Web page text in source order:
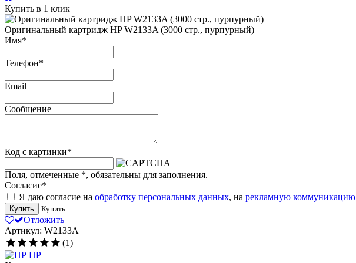
Купить в 1 клик
Оригинальный картридж HP W2133A (3000 стр., пурпурный)
Имя*
Телефон*
Email
Сообщение
Код с картинки*
Поля, отмеченные *, обязательны для заполнения.
Согласие*
Я даю согласие на обработку персональных данных, на рекламную коммуникацию
Купить Купить
Отложить
Артикул: W2133A
(1)
HP